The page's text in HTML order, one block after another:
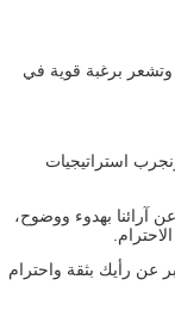
برغبة قوية في
استراتيجيات
بهدوء ووضوح،
رأيك بثقة واحترام